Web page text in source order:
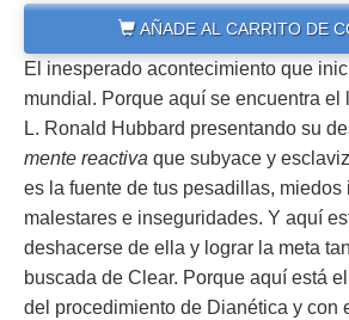
AÑADE AL CARRITO DE
El inesperado acontecimiento que
mundial. Porque aquí se encuentra el
L. Ronald Hubbard presentando su
mente reactiva que subyace y
es la fuente de tus pesadillas, miedos
malestares e inseguridades. Y aquí
deshacerse de ella y lograr la meta
buscada de Clear. Porque aquí está
del procedimiento de Dianética y con